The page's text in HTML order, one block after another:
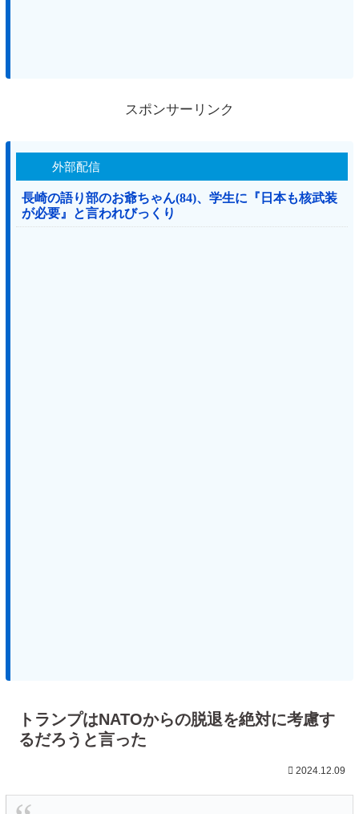
スポンサーリンク
外部配信
長崎の語り部のお爺ちゃん(84)、学生に『日本も核武装
が必要』と言われびっくり
トランプはNATOからの脱退を絶対に考慮す
るだろうと言った
2024.12.09